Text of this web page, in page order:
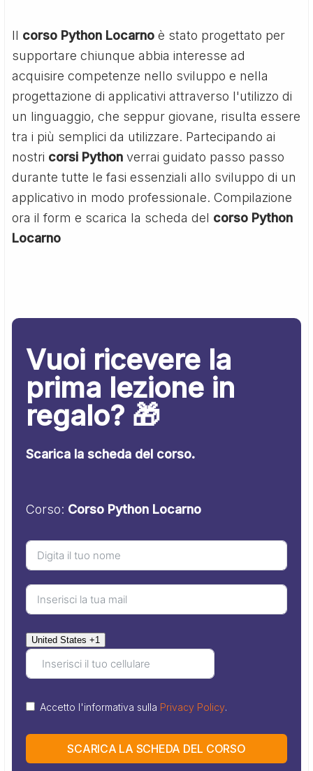
Il corso Python Locarno è stato progettato per
supportare chiunque abbia interesse ad
acquisire competenze nello sviluppo e nella
progettazione di applicativi attraverso l'utilizzo di
un linguaggio, che seppur giovane, risulta essere
tra i più semplici da utilizzare. Partecipando ai
nostri corsi Python verrai guidato passo passo
durante tutte le fasi essenziali allo sviluppo di un
applicativo in modo professionale. Compilazione
ora il form e scarica la scheda del corso Python
Locarno
Vuoi ricevere la
prima lezione in
regalo? 🎁
Scarica la scheda del corso.
Corso: Corso Python Locarno
United States +1
Accetto l'informativa sulla Privacy Policy.
SCARICA LA SCHEDA DEL CORSO